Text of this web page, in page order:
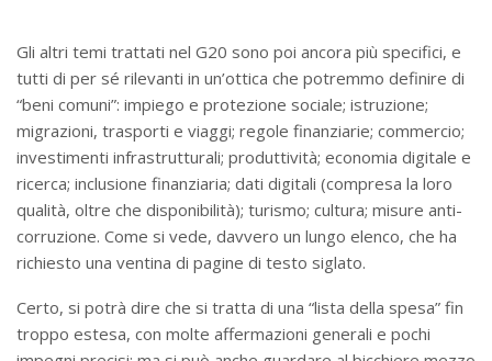
Gli altri temi trattati nel G20 sono poi ancora più specifici, e
tutti di per sé rilevanti in un’ottica che potremmo definire di
“beni comuni”: impiego e protezione sociale; istruzione;
migrazioni, trasporti e viaggi; regole finanziarie; commercio;
investimenti infrastrutturali; produttività; economia digitale e
ricerca; inclusione finanziaria; dati digitali (compresa la loro
qualità, oltre che disponibilità); turismo; cultura; misure anti-
corruzione. Come si vede, davvero un lungo elenco, che ha
richiesto una ventina di pagine di testo siglato.
Certo, si potrà dire che si tratta di una “lista della spesa” fin
troppo estesa, con molte affermazioni generali e pochi